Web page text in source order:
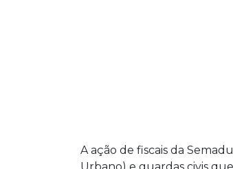
A ação de fiscais da